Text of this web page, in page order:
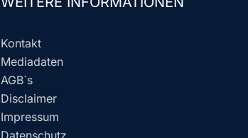
Kontakt
Mediadaten
AGB´s
Disclaimer
Impressum